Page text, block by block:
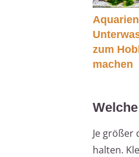
zum
machen
Je größer
halten.